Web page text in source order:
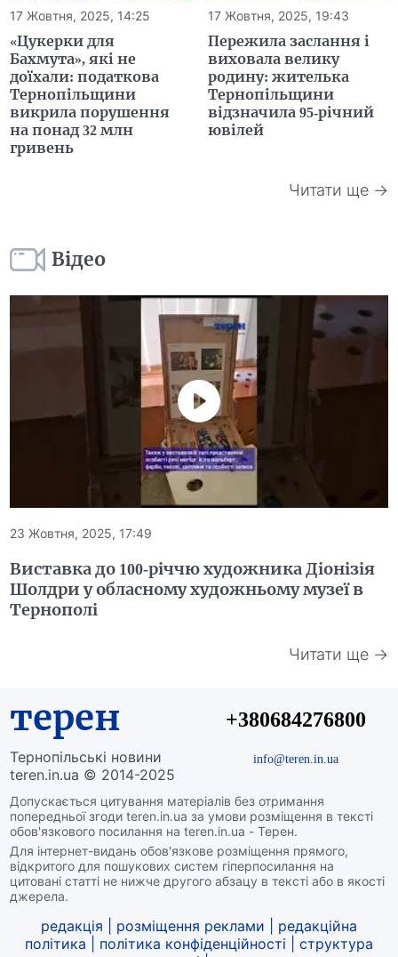
17 Жовтня, 2025, 14:25
«Цукерки для
Бахмута», які не
доїхали: податкова
Тернопільщини
викрила порушення
на понад 32 млн
гривень
17 Жовтня, 2025, 19:43
Пережила заслання і
виховала велику
родину: жителька
Тернопільщини
відзначила 95-річний
ювілей
Читати ще →
Відео
23 Жовтня, 2025, 17:49
Виставка до 100-річчю художника Діонізія
Шолдри у обласному художньому музеї в
Тернополі
Читати ще →
терен
Тернопільські новини
teren.in.ua © 2014-2025
Допускається цитування матеріалів без отримання
попередньої згоди teren.in.ua за умови розміщення в тексті
обов'язкового посилання на teren.in.ua - Терен.
Для інтернет-видань обов'язкове розміщення прямого,
відкритого для пошукових систем гіперпосилання на
цитовані статті не нижче другого абзацу в тексті або в якості
джерела.
+380684276800
info@teren.in.ua
редакція розміщення реклами
редакційна
політика
політика конфіденційності
структура